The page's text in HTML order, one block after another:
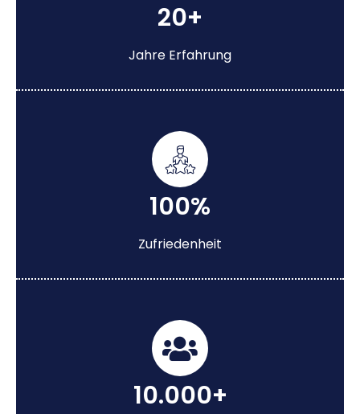
20+
Jahre Erfahrung
100%
Zufriedenheit
10.000+